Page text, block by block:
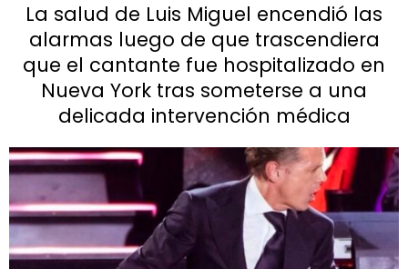
La salud de Luis Miguel encendió las
alarmas luego de que trascendiera
que el cantante fue hospitalizado en
Nueva York tras someterse a una
delicada intervención médica